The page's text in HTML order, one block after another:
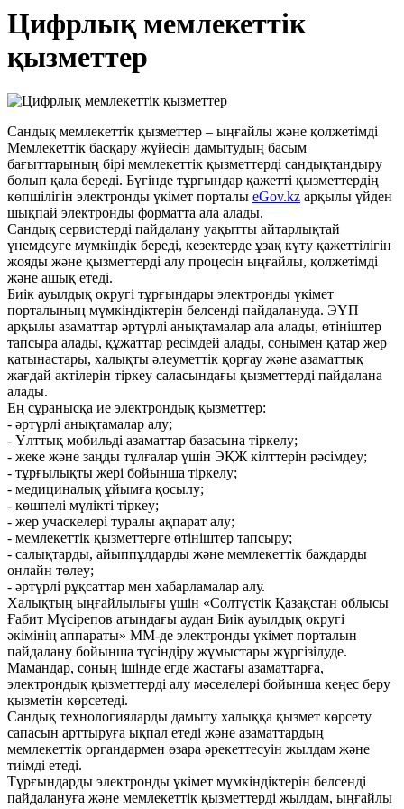
Цифрлық мемлекеттік
қызметтер
Сандық мемлекеттік қызметтер – ыңғайлы және қолжетімді
Мемлекеттік басқару жүйесін дамытудың басым
бағыттарының бірі мемлекеттік қызметтерді сандықтандыру
болып қала береді. Бүгінде тұрғындар қажетті қызметтердің
көпшілігін электронды үкімет порталы eGov.kz арқылы үйден
шықпай электронды форматта ала алады.
Сандық сервистерді пайдалану уақытты айтарлықтай
үнемдеуге мүмкіндік береді, кезектерде ұзақ күту қажеттілігін
жояды және қызметтерді алу процесін ыңғайлы, қолжетімді
және ашық етеді.
Биік ауылдық округі тұрғындары электронды үкімет
порталының мүмкіндіктерін белсенді пайдалануда. ЭҮП
арқылы азаматтар әртүрлі анықтамалар ала алады, өтініштер
тапсыра алады, құжаттар ресімдей алады, сонымен қатар жер
қатынастары, халықты әлеуметтік қорғау және азаматтық
жағдай актілерін тіркеу саласындағы қызметтерді пайдалана
алады.
Ең сұранысқа ие электрондық қызметтер:
- әртүрлі анықтамалар алу;
- Ұлттық мобильді азаматтар базасына тіркелу;
- жеке және заңды тұлғалар үшін ЭҚЖ кілттерін рәсімдеу;
- тұрғылықты жері бойынша тіркелу;
- медициналық ұйымға қосылу;
- көшпелі мүлікті тіркеу;
- жер учаскелері туралы ақпарат алу;
- мемлекеттік қызметтерге өтініштер тапсыру;
- салықтарды, айыппұлдарды және мемлекеттік баждарды
онлайн төлеу;
- әртүрлі рұқсаттар мен хабарламалар алу.
Халықтың ыңғайлылығы үшін «Солтүстік Қазақстан облысы
Ғабит Мүсірепов атындағы аудан Биік ауылдық округі
әкімінің аппараты» ММ-де электронды үкімет порталын
пайдалану бойынша түсіндіру жұмыстары жүргізілуде.
Мамандар, соның ішінде егде жастағы азаматтарға,
электрондық қызметтерді алу мәселелері бойынша кеңес беру
қызметін көрсетеді.
Сандық технологияларды дамыту халыққа қызмет көрсету
сапасын арттыруға ықпал етеді және азаматтардың
мемлекеттік органдармен өзара әрекеттесуін жылдам және
тиімді етеді.
Тұрғындарды электронды үкімет мүмкіндіктерін белсенді
пайдалануға және мемлекеттік қызметтерді жылдам, ыңғайлы